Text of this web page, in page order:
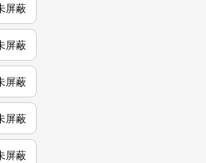
屏蔽
屏蔽
屏蔽
屏蔽
屏蔽